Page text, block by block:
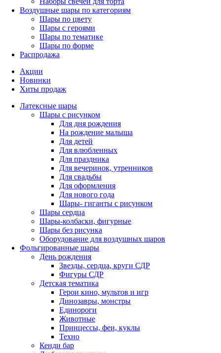
Воздушные шары по категориям
Шары по цвету
Шары с героями
Шары по тематике
Шары по форме
Распродажа
Акции
Новинки
Хиты продаж
Латексные шары
Шары с рисунком
Для дня рождения
На рождение малыша
Для детей
Для влюбленных
Для праздника
Для вечеринок, утренников
Для свадьбы
Для оформления
Для нового года
Шары- гиганты с рисунком
Шары сердца
Шары-колбаски, фигурные
Шары без рисунка
Оборудование для воздушных шаров
Фольгированные шары
День рождения
Звезды, сердца, круги СДР
Фигуры СДР
Детская тематика
Герои кино, мультов и игр
Динозавры, монстры
Единороги
Животные
Принцессы, феи, куклы
Техно
Кенди бар